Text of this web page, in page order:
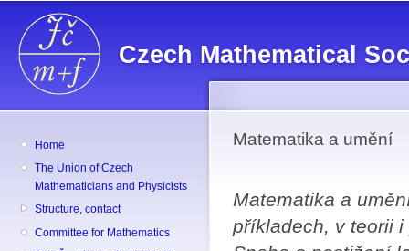
Czech Mathematical
Home
The Union of Czech
Mathematicians and Physicists
Structure, contact
Committee for Mathematics
Matematika a umění
Matematika a
příkladech, v teorii i